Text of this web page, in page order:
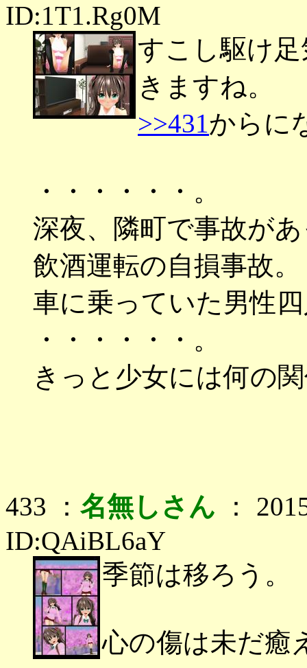
ID:1T1.Rg0M
すこし駆け
きますね。
>>431からに
・・・・・・。
深夜、隣町で事故が
飲酒運転の自損事故。
車に乗っていた男性
・・・・・・。
きっと少女には何の
433 ： 名無しさん ：
ID:QAiBL6aY
季節は移ろう。
心の傷は未だ癒